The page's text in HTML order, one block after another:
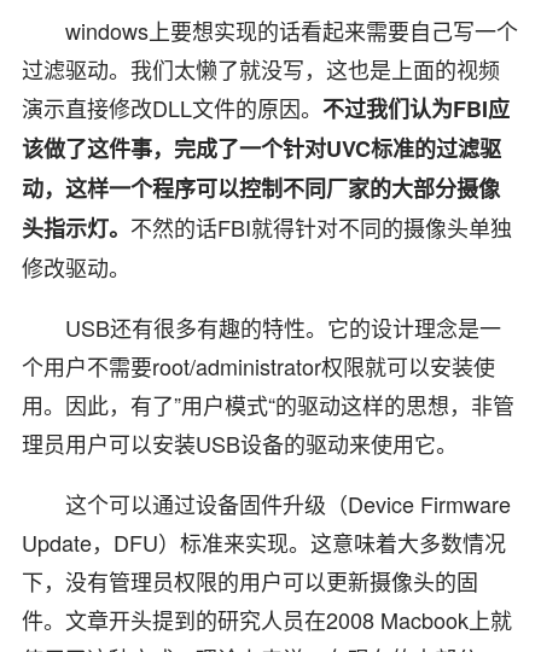
windows上要想实现的话看起来需要自己写一个
过滤驱动。我们太懒了就没写，这也是上面的视频
演示直接修改DLL文件的原因。 不过我们认为FBI应
该做了这件事，完成了一个针对UVC标准的过滤驱
动，这样一个程序可以控制不同厂家的大部分摄像
头指示灯。 不然的话FBI就得针对不同的摄像头单独
修改驱动。
USB还有很多有趣的特性。它的设计理念是一
个用户不需要root/administrator权限就可以安装使
用。因此，有了”用户模式“的驱动这样的思想，非管
理员用户可以安装USB设备的驱动来使用它。
这个可以通过设备固件升级（Device Firmware
Update，DFU）标准来实现。这意味着大多数情况
下，没有管理员权限的用户可以更新摄像头的固
件。文章开头提到的研究人员在2008 Macbook上就